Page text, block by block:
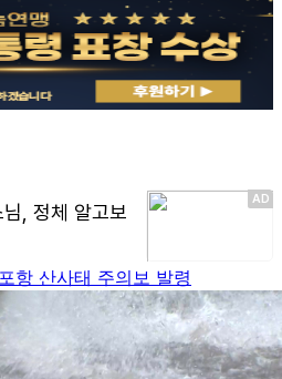
항 산사태 주의보 발령